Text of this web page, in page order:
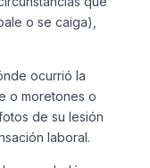
o se caiga),
ocurrió la
o moretones o
de su lesión
laboral.